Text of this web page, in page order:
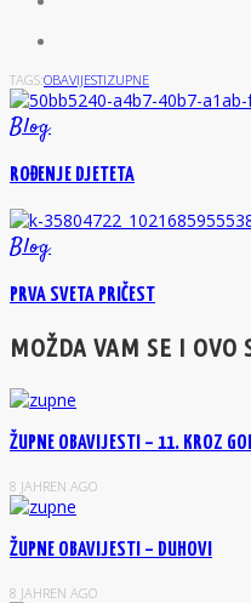
TAGS:OBAVIJESTIZUPNE
Blog
ROĐENJE DJETETA
Blog
PRVA SVETA PRIČEST
MOŽDA VAM SE I OVO
ŽUPNE OBAVIJESTI – 11. KROZ
8 JAHREN AGO
ŽUPNE OBAVIJESTI – DUHOVI
8 JAHREN AGO